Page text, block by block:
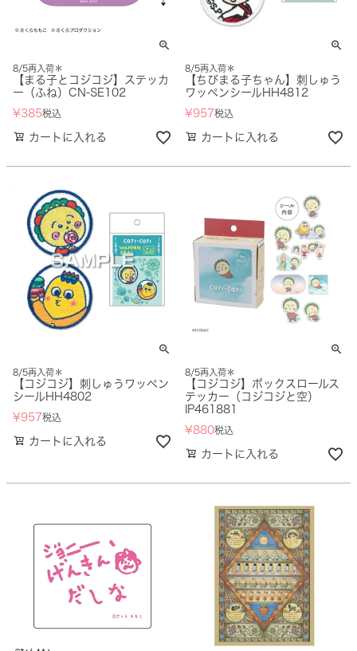
8/5再入荷＊
【まる子とコジコジ】ステッカ
ー（ふね）CN-SE102
¥385税込
カートに入れる
8/5再入荷＊
【ちびまる子ちゃん】刺しゅう
ワッペンシールHH4812
¥957税込
カートに入れる
8/5再入荷＊
【コジコジ】刺しゅうワッペン
シールHH4802
¥957税込
カートに入れる
8/5再入荷＊
【コジコジ】ボックスロールス
テッカー（コジコジと空）
IP461881
¥880税込
カートに入れる